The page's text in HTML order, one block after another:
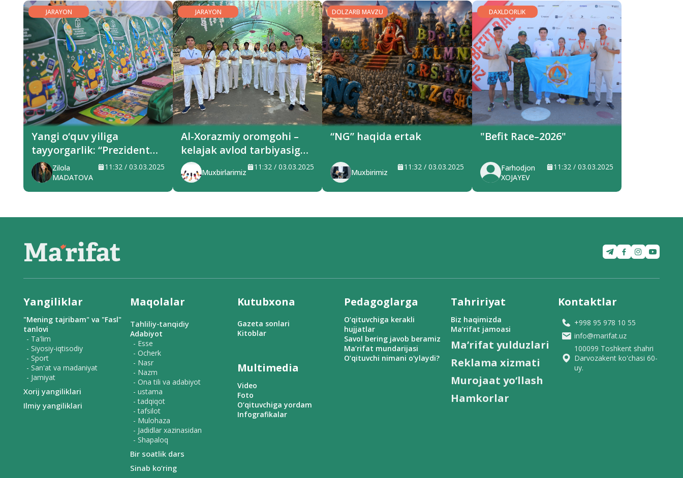
JARAYON
Yangi o‘quv yiliga
tayyorgarlik: “Prezident
sovg‘alari” hududlarga
yetkazilmoqda
Zilola
MADATOVA
11:32 / 03.03.2025
JARAYON
Al-Xorazmiy oromgohi –
kelajak avlod tarbiyasiga
xizmat qilayotgan maskan
Muxbirlarimiz
11:32 / 03.03.2025
DOLZARB MAVZU
“NG” haqida ertak
Muxbirimiz
11:32 / 03.03.2025
DAXLDORLIK
"Befit Race–2026"
Farhodjon
XOJAYEV
11:32 / 03.03.2025
Yangiliklar
"Mening tajribam" va "Fasl"
tanlovi
- Ta'lim
- Siyosiy-iqtisodiy
- Sport
- San'at va madaniyat
- Jamiyat
Xorij yangiliklari
Ilmiy yangiliklari
Maqolalar
Tahliliy-tanqidiy
Adabiyot
- Esse
- Ocherk
- Nasr
- Nazm
- Ona tili va adabiyot
- ustama
- tadqiqot
- tafsilot
- Mulohaza
- Jadidlar xazinasidan
- Shapaloq
Bir soatlik dars
Sinab ko‘ring
Kutubxona
Gazeta sonlari
Kitoblar
Multimedia
Video
Foto
O‘qituvchiga yordam
Infografikalar
Pedagoglarga
O‘qituvchiga kerakli
hujjatlar
Savol bering javob beramiz
Ma’rifat mundarijasi
O‘qituvchi nimani o‘ylaydi?
Tahririyat
Biz haqimizda
Ma’rifat jamoasi
Ma’rifat yulduzlari
Reklama xizmati
Murojaat yo‘llash
Hamkorlar
Kontaktlar
+998 95 978 10 55
info@marifat.uz
100099 Toshkent shahri
Darvozakent ko'chasi 60-
uy.